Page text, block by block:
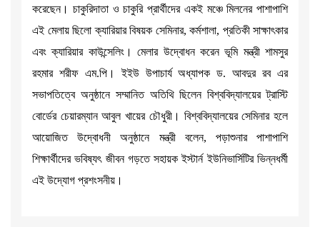
করেছেন। চাকুরিদাতা ও চাকুরি প্রার্থীদের একই মঞ্চে মিলনের পাশাপাশি
এই মেলায় ছিলো ক্যারিয়ার বিষয়ক সেমিনার, কর্মশালা, প্রতিকী সাক্ষাৎকার
এবং ক্যারিয়ার কাউন্সেলিং। মেলার উদ্বোধন করেন ভূমি মন্ত্রী শামসুর
রহমার শরীফ এম.পি। ইইউ উপাচার্য অধ্যাপক ড. আবদুর রব এর
সভাপতিত্বে অনুষ্ঠানে সম্মানিত অতিথি ছিলেন বিশ্ববিদ্যালয়ের ট্রাস্টি
বোর্ডের চেয়ারম্যান আবুল খায়ের চৌধুরী। বিশ্ববিদ্যালয়ের সেমিনার হলে
আয়োজিত উদ্বোধনী অনুষ্ঠানে মন্ত্রী বলেন, পড়াশুনার পাশাপাশি
শিক্ষার্থীদের ভবিষ্যৎ জীবন গড়তে সহায়ক ইস্টার্ন ইউনিভার্সিটির ভিন্নধর্মী
এই উদ্যোগ প্রশংসনীয়।